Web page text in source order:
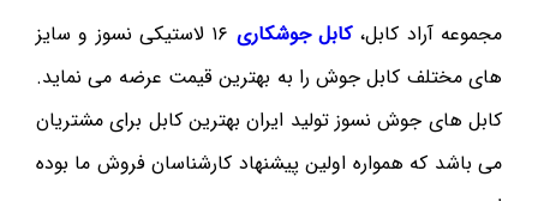
مجموعه آراد کابل،کابل جوشکاری
۱۶ لاستیکی نسوز و سایز
های مختلف کابل جوش را به بهترین قیمت عرضه می نماید.
کابل های جوش نسوز تولید ایران بهترین کابل برای مشتریان
می باشد که همواره اولین پیشنهاد کارشناسان فروش ما بوده